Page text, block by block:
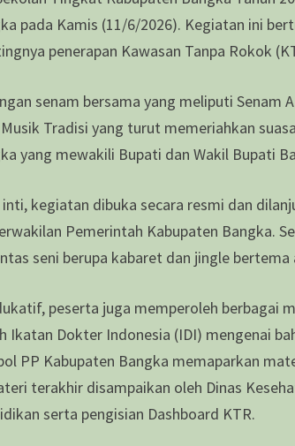
pada Kamis (11/6/2026). Kegiatan ini
penerapan Kawasan Tanpa Rokok
senam bersama yang meliputi
Tradisi yang turut memeriahkan
yang mewakili Bupati dan Wakil Bupati
kegiatan dibuka secara resmi dan
Pemerintah Kabupaten Bangka.
seni berupa kabaret dan jingle
peserta juga memperoleh berbagai
Ikatan Dokter Indonesia (IDI) mengenai
PP Kabupaten Bangka memaparkan
terakhir disampaikan oleh Dinas
serta pengisian Dashboard KTR.